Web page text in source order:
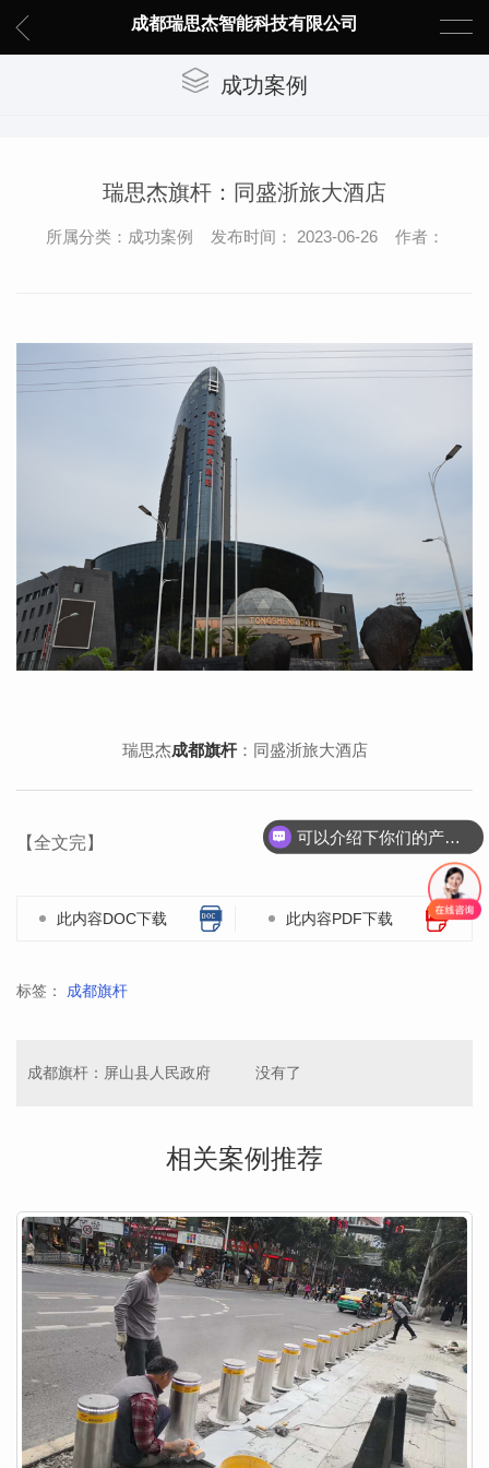
成都瑞思杰智能科技有限公司
成功案例
瑞思杰旗杆：同盛浙旅大酒店
所属分类：成功案例 发布时间： 2023-06-26 作者：
瑞思杰成都旗杆：同盛浙旅大酒店
【全文完】
此内容DOC下载 此内容PDF下载
标签： 成都旗杆
成都旗杆：屏山县人民政府 没有了
相关案例推荐
可以介绍下你们的产品么？